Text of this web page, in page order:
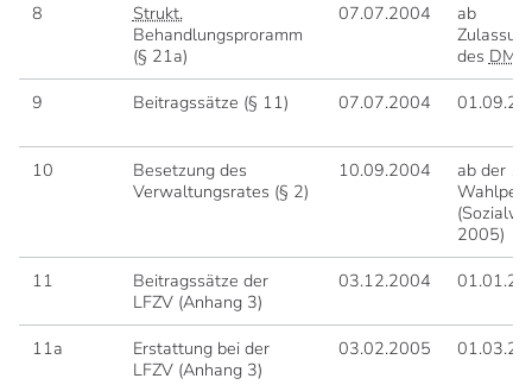
8
Strukt.
Behandlungsproramm
(§ 21a)
07.07.2004
ab
des DMP
9
Beitragssätze (§ 11) 07.07.2004
10
Besetzung des
Verwaltungsrates (§ 2)
10.09.2004
ab der
2005)
11
Beitragssätze der
LFZV (Anhang 3)
03.12.2004
11a
Erstattung bei der
LFZV (Anhang 3)
03.02.2005